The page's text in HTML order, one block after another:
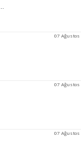
Güneş Dinamik Teknoloji ve Makina San Tic Ltd Şti
07 Ağustos
07 Ağustos
07 Ağustos